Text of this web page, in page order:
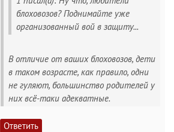
блоховозов? Поднимайте уже
организованный вой в защиту...
В отличие от ваших блоховозов, дети
в таком возрасте, как правило, одни
не гуляют, большинство родителей у
них всё-таки адекватные.
Ответить